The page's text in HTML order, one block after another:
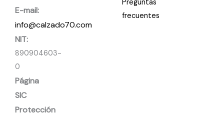
E-mail:
info@calzado70.com
NIT:
890904603-
0
Página
SIC
Protección
Preguntas
frecuentes